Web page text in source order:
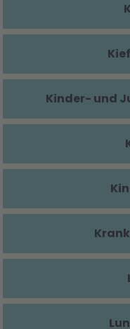
Kinder- und